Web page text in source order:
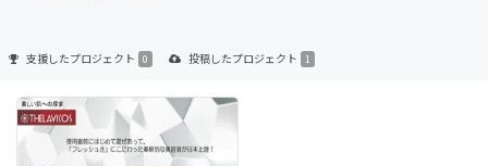
支援したプロジェクト 0 投稿したプロジェクト 1